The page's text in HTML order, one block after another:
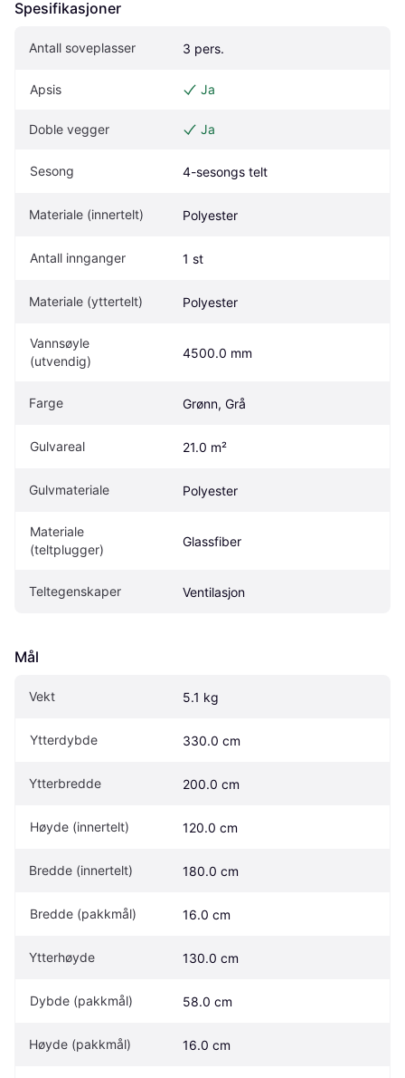
Spesifikasjoner
Antall soveplasser 3 pers.
Apsis Ja
Doble vegger Ja
Sesong 4-sesongs telt
Materiale (innertelt) Polyester
Antall innganger 1 st
Materiale (yttertelt) Polyester
Vannsøyle
(utvendig)
4500.0 mm
Farge Grønn, Grå
Gulvareal 21.0 m²
Gulvmateriale Polyester
Materiale
(teltplugger)
Glassfiber
Teltegenskaper Ventilasjon
Mål
Vekt 5.1 kg
Ytterdybde 330.0 cm
Ytterbredde 200.0 cm
Høyde (innertelt) 120.0 cm
Bredde (innertelt) 180.0 cm
Bredde (pakkmål) 16.0 cm
Ytterhøyde 130.0 cm
Dybde (pakkmål) 58.0 cm
Høyde (pakkmål) 16.0 cm